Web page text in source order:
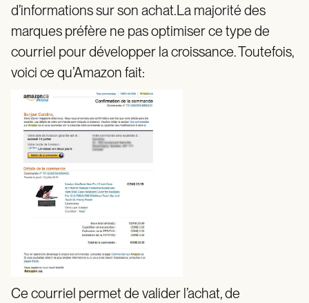
d’informations sur son achat.La majorité des
marques préfère ne pas optimiser ce type de
courriel pour développer la croissance. Toutefois,
voici ce qu’Amazon fait:
Ce courriel permet de valider l’achat, de